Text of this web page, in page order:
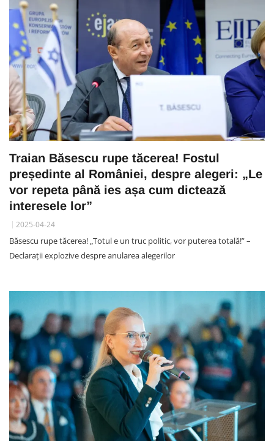
Traian Băsescu rupe tăcerea! Fostul
președinte al României, despre alegeri: „Le
vor repeta până ies așa cum dictează
interesele lor”
2025-04-24
Băsescu rupe tăcerea! „Totul e un truc politic, vor puterea totală!” –
Declarații explozive despre anularea alegerilor